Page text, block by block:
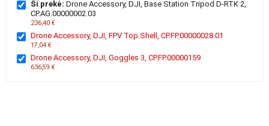
Ši prekė:
CP.AG.00000002.03
236,40 €
Drone Accessory, DJI, FPV Top Shell, CP.FP.00000028.01
17,04 €